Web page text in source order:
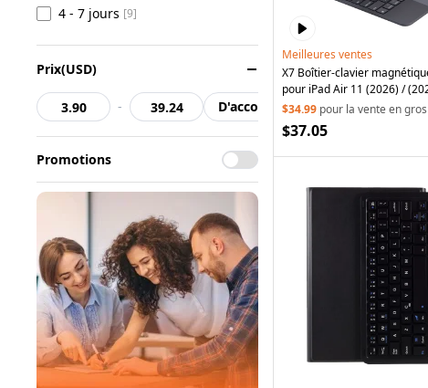
4 - 7 jours [9]
Prix(USD)
- D'accord
Promotions
Meilleures ventes
X7 Boîtier-clavier
pour iPad Air 11 (2026) /
Air (2022) / (2020) / iPad Pro
(2021) / (2020) / (2018) avec
Noir
$34.99 pour la vente en gros
$37.05